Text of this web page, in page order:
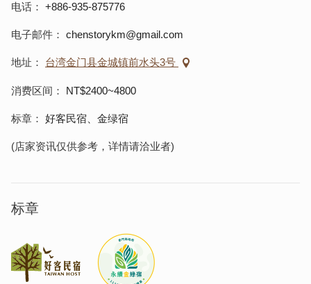
电话 +886-935-875776
电子邮件 chenstorykm@gmail.com
地址 台湾金门县金城镇前水头3号
消费区间 NT$2400~4800
标章 好客民宿、金绿宿
(店家资讯仅供参考，详情请洽业者)
标章